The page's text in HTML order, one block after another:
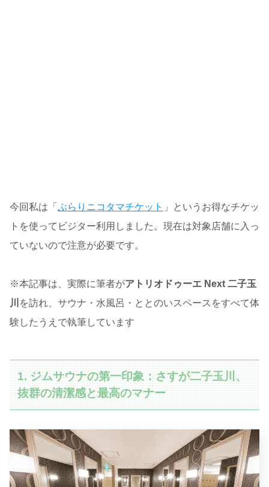
今回私は「 ぶらりニコタマチケット 」というお得なチケッ
トを使ってビジター利用しました。現在は対象店舗に入っ
ていないので注意が必要です。
※本記事は、実際に筆者がアトリオドゥーエ Next 二子玉
川
を訪れ、サウナ・水風呂・ととのいスペースをすべて体
験したうえで執筆しています
1. ジムサウナの第一印象：さすが二子玉川、
抜群の清潔感と最高のマナー